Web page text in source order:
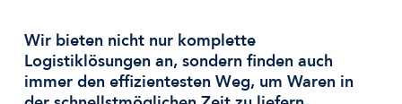
Wir bieten nicht nur komplette
Logistiklösungen an, sondern finden auch
immer den effizientesten Weg, um Waren in